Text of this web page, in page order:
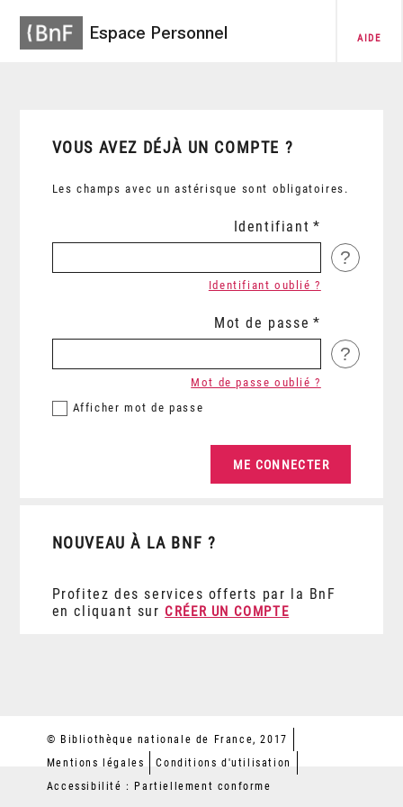
Espace Personnel AIDE
VOUS AVEZ DÉJÀ UN COMPTE ?
Les champs avec un astérisque sont obligatoires.
Identifiant
?
Identifiant oublié ?
Mot de passe
?
Afficher mot de passe
Mot de passe oublié ?
NOUVEAU À LA BNF ?
Profitez des services offerts par la BnF
en cliquant sur CRÉER UN COMPTE
© Bibliothèque nationale de France, 2017
Mentions légales
Conditions d'utilisation
Accessibilité : Partiellement conforme